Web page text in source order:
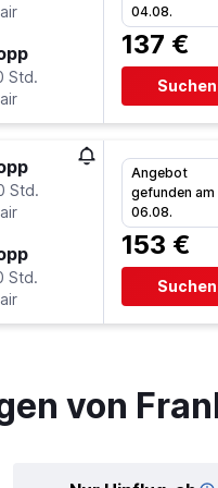
Std.
04.08.
137 €
Suchen
Std.
Std.
Angebot
gefunden am
06.08.
153 €
Suchen
von